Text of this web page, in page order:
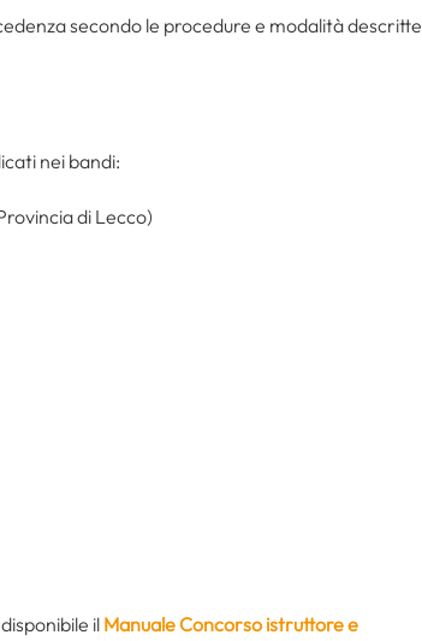
secondo le procedure e modalità descritte
nei bandi:
di Lecco)
il Manuale Concorso istruttore e